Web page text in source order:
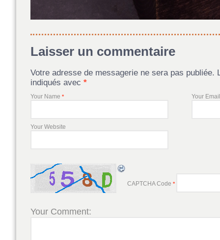
Laisser un commentaire
Votre adresse de messagerie ne sera pas publiée.
indiqués avec *
Your Name * Your Email
Your Website
CAPTCHA Code *
Your Comment: